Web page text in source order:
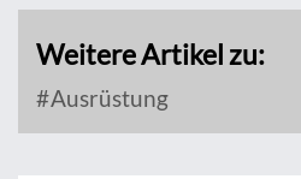
Weitere Artikel zu:
Ausrüstung